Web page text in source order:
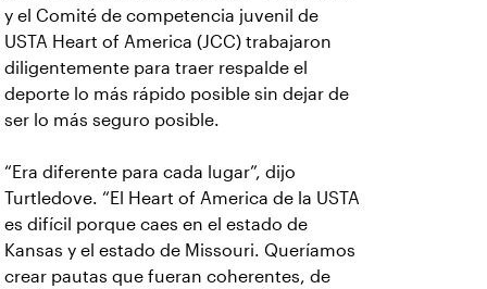
y el Comité de competencia juvenil de
USTA Heart of America (JCC) trabajaron
diligentemente para traer respalde el
deporte lo más rápido posible sin dejar de
ser lo más seguro posible.
“Era diferente para cada lugar”, dijo
Turtledove. “El Heart of America de la USTA
es difícil porque caes en el estado de
Kansas y el estado de Missouri. Queríamos
crear pautas que fueran coherentes, de